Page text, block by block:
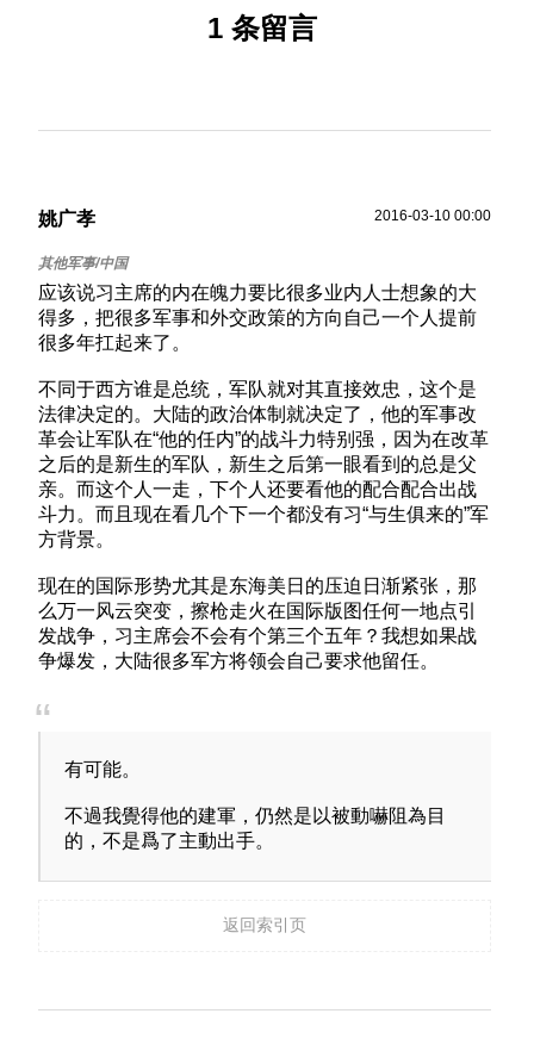
1 条留言
姚广孝 2016-03-10 00:00
应该说习主席的内在魄力要比很多业内人士想象的大
得多，把很多军事和外交政策的方向自己一个人提前
很多年扛起来了。
不同于西方谁是总统，军队就对其直接效忠，这个是
法律决定的。大陆的政治体制就决定了，他的军事改
革会让军队在“他的任内”的战斗力特别强，因为在改革
之后的是新生的军队，新生之后第一眼看到的总是父
亲。而这个人一走，下个人还要看他的配合配合出战
斗力。而且现在看几个下一个都没有习“与生俱来的”军
方背景。
现在的国际形势尤其是东海美日的压迫日渐紧张，那
么万一风云突变，擦枪走火在国际版图任何一地点引
发战争，习主席会不会有个第三个五年？我想如果战
争爆发，大陆很多军方将领会自己要求他留任。
有可能。
不過我覺得他的建軍，仍然是以被動嚇阻為目
的，不是爲了主動出手。
返回索引页